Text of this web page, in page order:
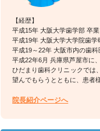
【経歴】
平成15年 大阪大学歯学部 卒業
平成19年 大阪大学大学院歯
平成19～22年 大阪市内の歯
平成22年6月 兵庫県芦屋市に
ひだまり歯科クリニックでは
望んでもらうとともに、患者
院長紹介ページへ